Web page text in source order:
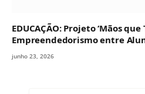
EDUCAÇÃO: Projeto ‘Mãos
Empreendedorismo entre
junho 23, 2026